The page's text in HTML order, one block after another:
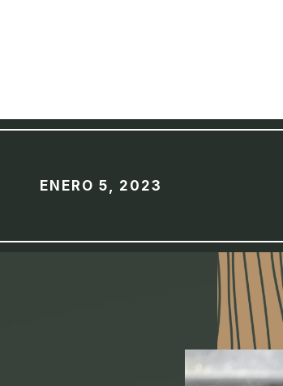
ENERO 5, 2023